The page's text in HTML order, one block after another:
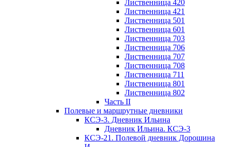
Лиственница 420
Лиственница 421
Лиственница 501
Лиственница 601
Лиственница 703
Лиственница 706
Лиственница 707
Лиственница 708
Лиственница 711
Лиственница 801
Лиственница 802
Часть II
Полевые и маршрутные дневники
КСЭ-3. Дневник Ильина
Дневник Ильина. КСЭ-3
КСЭ-21. Полевой дневник Дорошина